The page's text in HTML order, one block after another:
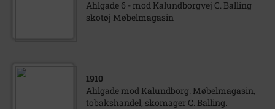
Ahlgade 6 - mod Kalundborgvej C. Balling
skotøj Møbelmagasin
1910
Ahlgade mod Kalundborg. Møbelmagasin,
tobakshandel, skomager C. Balling.